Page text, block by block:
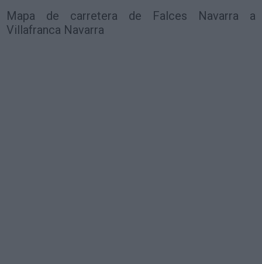
Mapa de carretera de Falces Navarra a
Villafranca Navarra